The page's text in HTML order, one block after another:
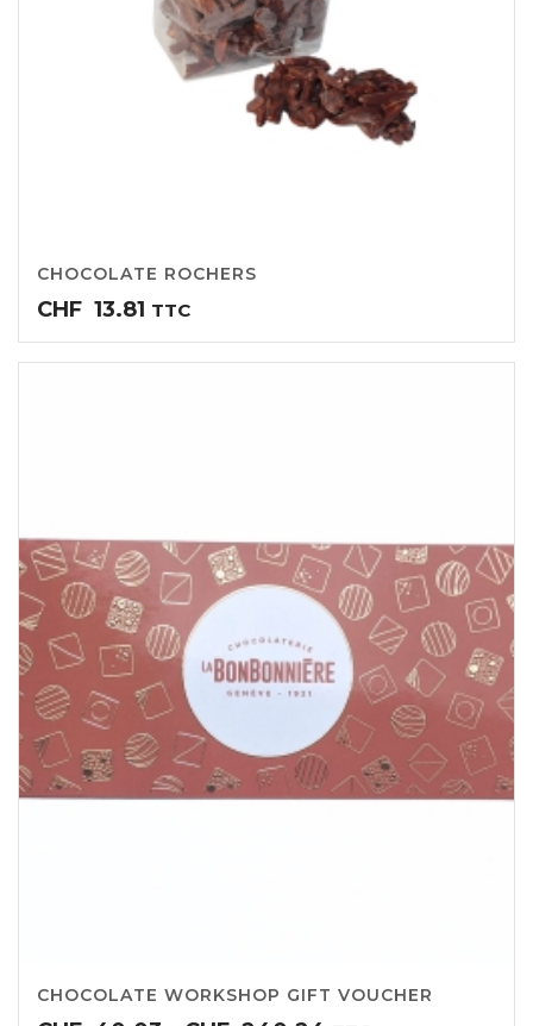
CHOCOLATE ROCHERS
CHF 13.81 TTC
CHOCOLATE WORKSHOP GIFT VOUCHER